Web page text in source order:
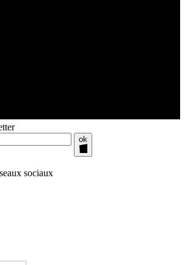
ok
sociaux